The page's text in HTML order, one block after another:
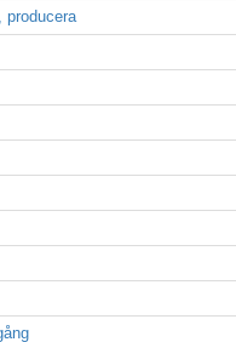
producera